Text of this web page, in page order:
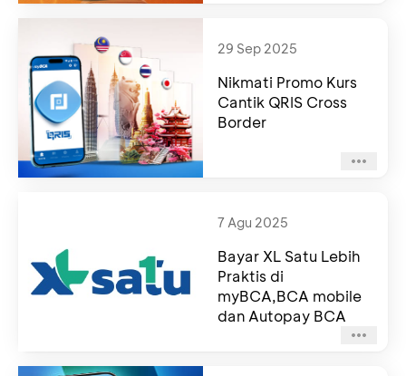
29 Sep 2025
Nikmati Promo Kurs
Cantik QRIS Cross
Border
7 Agu 2025
Bayar XL Satu Lebih
Praktis di
myBCA,BCA mobile
dan Autopay BCA